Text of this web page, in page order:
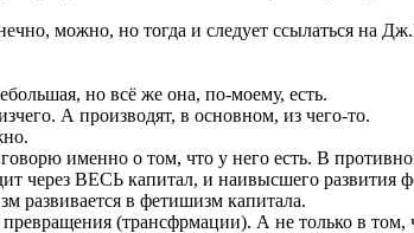
можно, но тогда и следует ссылаться на
но всё же она, по-моему, есть.
А производят, в основном, из чего-то.
именно о том, что у него есть. В
через ВЕСЬ капитал, и наивысшего развития
развивается в фетишизм капитала.
превращения (трансфрмации). А не только в